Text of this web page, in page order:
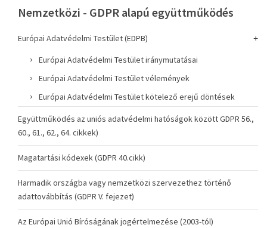
Nemzetközi - GDPR alapú együttműködés
Európai Adatvédelmi Testület (EDPB)
Európai Adatvédelmi Testület iránymutatásai
Európai Adatvédelmi Testület vélemények
Európai Adatvédelmi Testület kötelező erejű döntések
Együttműködés az uniós adatvédelmi hatóságok között GDPR 56.,
60., 61., 62., 64. cikkek)
Magatartási kódexek (GDPR 40.cikk)
Harmadik országba vagy nemzetközi szervezethez történő
adattovábbítás (GDPR V. fejezet)
Az Európai Unió Bíróságának jogértelmezése (2003-tól)